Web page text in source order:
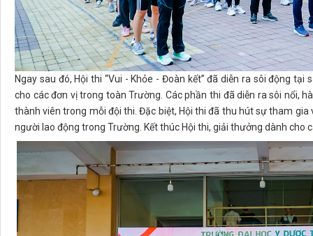
Ngay sau đó, Hội thi “Vui - Khỏe - Đoàn kết” đã diễn ra sôi động
cho các đơn vị trong toàn Trường. Các phần thi đã diễn ra sôi nổi,
thành viên trong mỗi đội thi. Đặc biệt, Hội thi đã thu hút sự tham
người lao động trong Trường. Kết thúc Hội thi, giải thưởng dành cho